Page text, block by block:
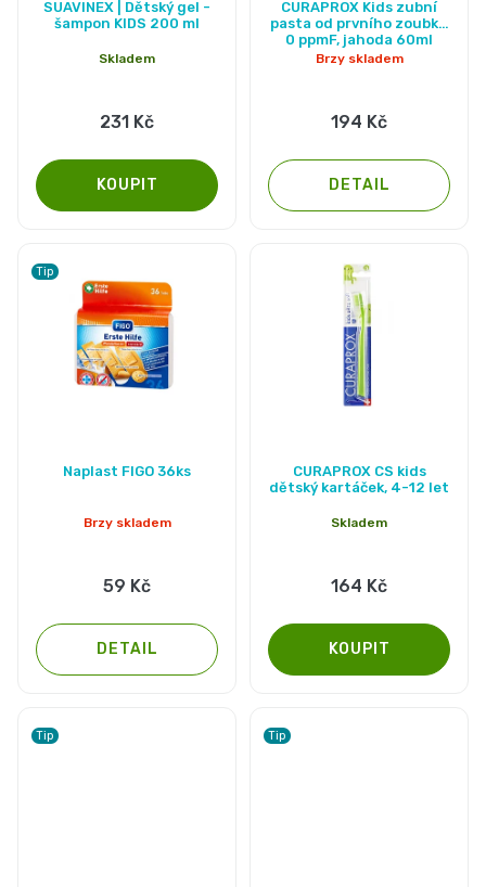
SUAVINEX | Dětský gel -
šampon KIDS 200 ml
Skladem
231 Kč
CURAPROX Kids zubní
pasta od prvního zoubku
0 ppmF, jahoda 60ml
Brzy skladem
194 Kč
DETAIL
Tip
Naplast FIGO 36ks
Brzy skladem
59 Kč
DETAIL
CURAPROX CS kids
dětský kartáček, 4-12 let
Skladem
164 Kč
Tip Tip